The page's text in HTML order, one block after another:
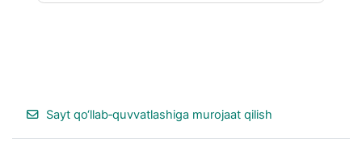
Sayt qo‘llab‑quvvatlashiga murojaat qilish